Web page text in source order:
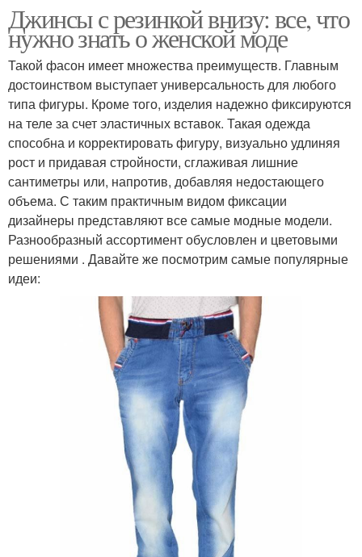
Джинсы с резинкой внизу: все, что
нужно знать о женской моде
Такой фасон имеет множества преимуществ. Главным
достоинством выступает универсальность для любого
типа фигуры. Кроме того, изделия надежно фиксируются
на теле за счет эластичных вставок. Такая одежда
способна и корректировать фигуру, визуально удлиняя
рост и придавая стройности, сглаживая лишние
сантиметры или, напротив, добавляя недостающего
объема. С таким практичным видом фиксации
дизайнеры представляют все самые модные модели.
Разнообразный ассортимент обусловлен и цветовыми
решениями . Давайте же посмотрим самые популярные
идеи: